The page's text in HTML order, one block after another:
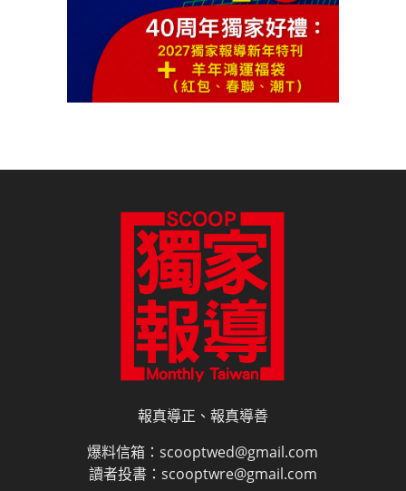
報真導正、報真導善
爆料信箱：scooptwed@gmail.com
讀者投書：scooptwre@gmail.com